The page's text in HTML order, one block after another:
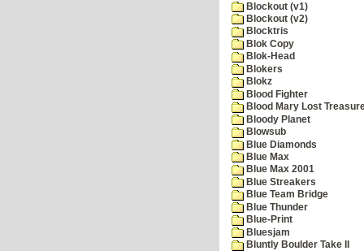
Blockout (v1)
Blockout (v2)
Blocktris
Blok Copy
Blok-Head
Blokers
Blokz
Blood Fighter
Blood Mary Lost
Bloody Planet
Blowsub
Blue Diamonds
Blue Max
Blue Max 2001
Blue Streakers
Blue Team Bridge
Blue Thunder
Blue-Print
Bluesjam
Bluntly Boulder Take II